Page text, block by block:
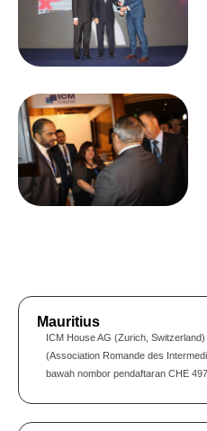
Mauritius
ICM House AG (Zurich, Switzerland)
(Association Romande des
bawah nombor pendaftaran CHE